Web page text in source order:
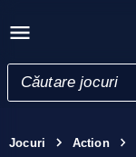
Jocuri Action